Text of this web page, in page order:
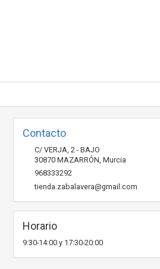
Contacto
C/ VERJA, 2 - BAJO
30870 MAZARRÓN, Murcia
968333292
tienda.zabalavera@gmail.com
Horario
9:30-14:00 y 17:30-20:00